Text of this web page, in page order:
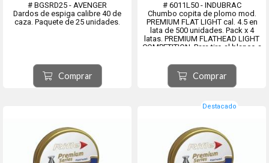
# BGSRD25 - AVENGER
Dardos de espiga calibre 40 de
caza. Paquete de 25 unidades.
Comprar
# 6011L50 - INDUBRAC
Chumbo copita de plomo mod.
PREMIUM FLAT LIGHT cal. 4.5 en
lata de 500 unidades. Pack x 4
latas. PREMIUM FLATHEAD LIGHT
COMPETITION. Para tiro al blanco a
Diametro real 4.50 mm.
El precio indicado es por latita.
Venta mínima 4 latitas o múltiplos
Comprar
Destacado